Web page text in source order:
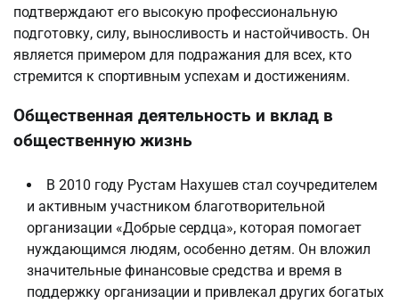
подтверждают его высокую профессиональную
подготовку, силу, выносливость и настойчивость. Он
является примером для подражания для всех, кто
стремится к спортивным успехам и достижениям.
Общественная деятельность и вклад в
общественную жизнь
В 2010 году Рустам Нахушев стал соучредителем
и активным участником благотворительной
организации «Добрые сердца», которая помогает
нуждающимся людям, особенно детям. Он вложил
значительные финансовые средства и время в
поддержку организации и привлекал других богатых